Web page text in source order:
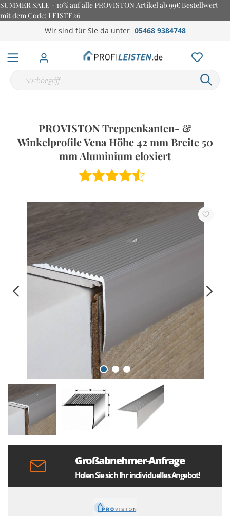
SUMMER SALE - 10% auf alle PROVISTON Artikel ab 99€ Bestellwert
mit dem Code: LEISTE26
Wir sind für Sie da unter 05468 9384748
PROVISTON Treppenkanten- &
Winkelprofile Vena Höhe 42 mm Breite 50
mm Aluminium eloxiert
Großabnehmer-Anfrage
Holen Sie sich Ihr individuelles Angebot!